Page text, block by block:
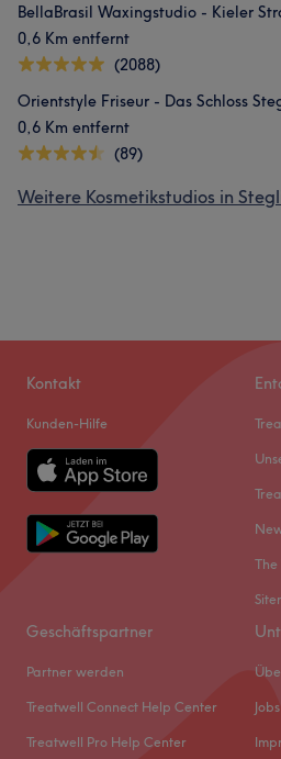
BellaBrasil Waxingstudio - Kieler
0,6 Km entfernt
(2088)
Orientstyle Friseur - Das Schloss
0,6 Km entfernt
(89)
Weitere Kosmetikstudios in
Kontakt
Kunden-Hilfe
The
Geschäftspartner
Partner werden
Treatwell Connect Help Center
Treatwell Pro Help Center
Jobs